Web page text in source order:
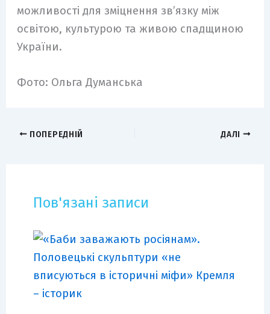
можливості для зміцнення зв’язку між
освітою, культурою та живою спадщиною
України.
Фото: Ольга Думанська
ПОПЕРЕДНІЙ ДАЛІ
Пов'язані записи